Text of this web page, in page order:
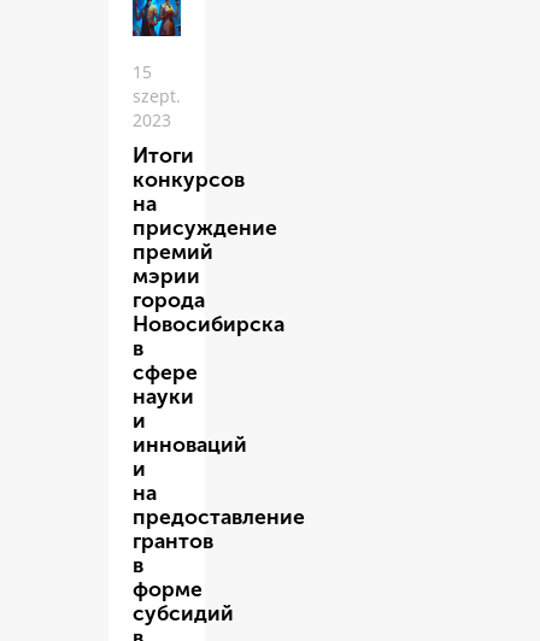
15
szept.
2023
Итоги
конкурсов
на
присуждение
премий
мэрии
города
Новосибирска
в
сфере
науки
и
инноваций
и
на
предоставление
грантов
в
форме
субсидий